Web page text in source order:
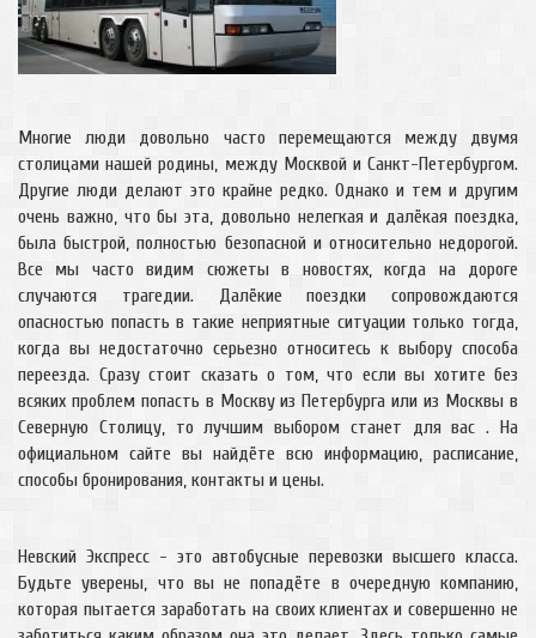
Многие люди довольно часто перемещаются между двумя
столицами нашей родины, между Москвой и Санкт-Петербургом.
Другие люди делают это крайне редко. Однако и тем и другим
очень важно, что бы эта, довольно нелегкая и далёкая поездка,
была быстрой, полностью безопасной и относительно недорогой.
Все мы часто видим сюжеты в новостях, когда на дороге
случаются трагедии. Далёкие поездки сопровождаются
опасностью попасть в такие неприятные ситуации только тогда,
когда вы недостаточно серьезно относитесь к выбору способа
переезда. Сразу стоит сказать о том, что если вы хотите без
всяких проблем попасть в Москву из Петербурга или из Москвы в
Северную Столицу, то лучшим выбором станет для вас . На
официальном сайте вы найдёте всю информацию, расписание,
способы бронирования, контакты и цены.
Невский Экспресс - это автобусные перевозки высшего класса.
Будьте уверены, что вы не попадёте в очередную компанию,
которая пытается заработать на своих клиентах и совершенно не